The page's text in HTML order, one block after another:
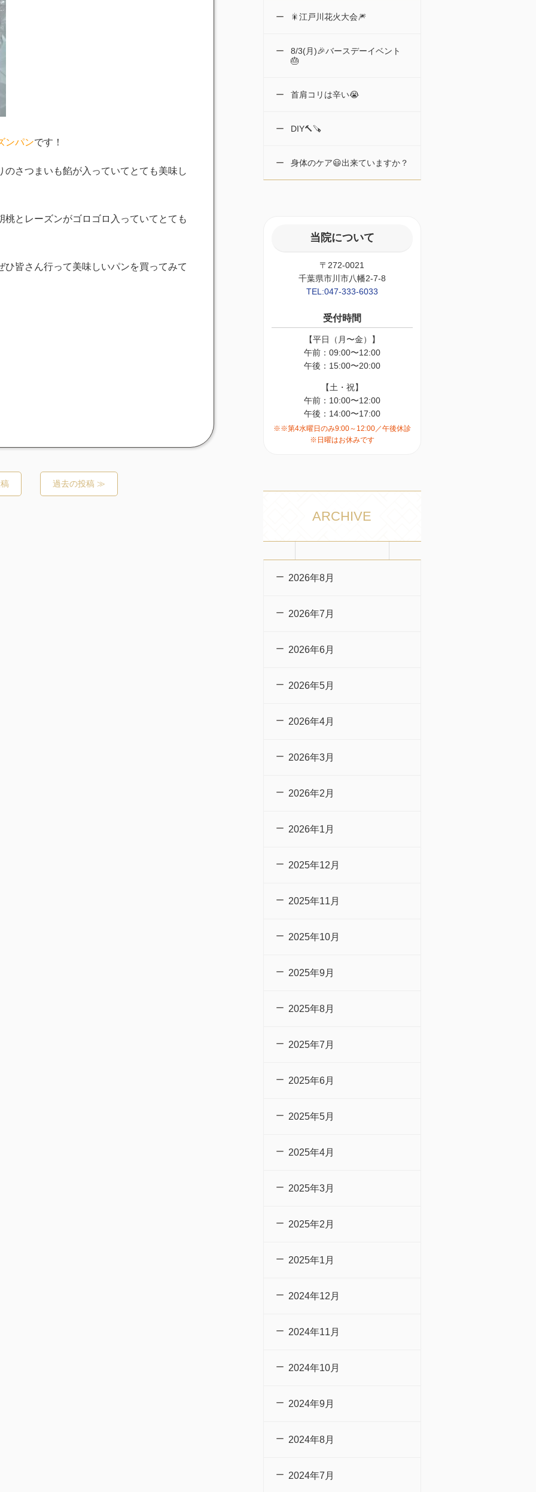
ンパンです！
のさつまいも餡が入っていてとても美味し
桃とレーズンがゴロゴロ入っていてとても
ひ皆さん行って美味しいパンを買ってみて
過去の投稿 ≫
🎇江戸川花火大会🎆
8/3(月)🎉バースデーイベント
🎂
首肩コリは辛い😭
DIY🔨🪚
身体のケア😃出来ていますか？
当院について
〒272-0021
千葉県市川市八幡2-7-8
TEL:047-333-6033
受付時間
【平日（月〜金）】
午前：09:00〜12:00
午後：15:00〜20:00
【土・祝】
午前：10:00〜12:00
午後：14:00〜17:00
※※第4水曜日のみ9:00～12:00／午後休診
※日曜はお休みです
ARCHIVE
2026年8月
2026年7月
2026年6月
2026年5月
2026年4月
2026年3月
2026年2月
2026年1月
2025年12月
2025年11月
2025年10月
2025年9月
2025年8月
2025年7月
2025年6月
2025年5月
2025年4月
2025年3月
2025年2月
2025年1月
2024年12月
2024年11月
2024年10月
2024年9月
2024年8月
2024年7月